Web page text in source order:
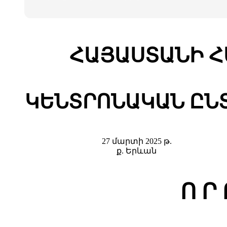
ՀԱՅԱՍՏԱՆԻ
ԿԵՆՏՐՈՆԱԿԱՆ
27 մարտի 2025 թ.
ք. Երևան
Ո Ր